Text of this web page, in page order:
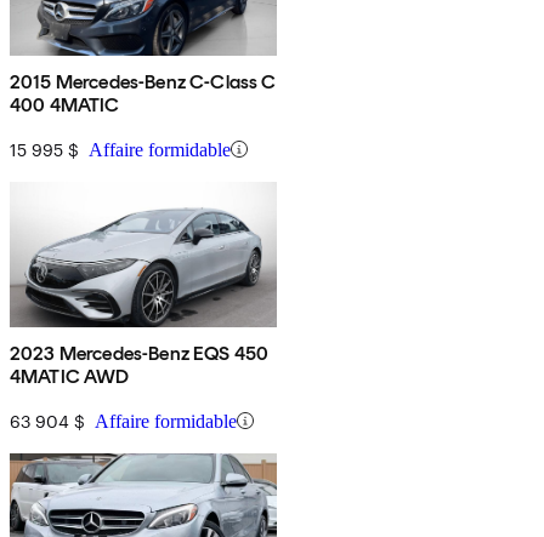
2015 Mercedes-Benz C-Class C
400 4MATIC
15 995 $ Affaire formidable
2023 Mercedes-Benz EQS 450
4MATIC AWD
63 904 $ Affaire formidable